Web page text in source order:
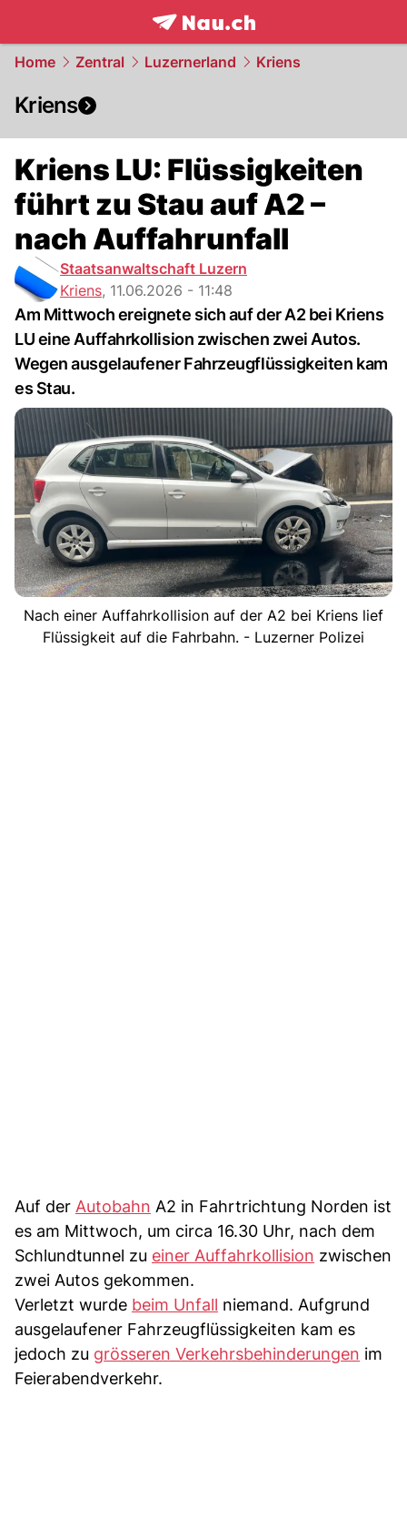
frontpage.NAU.ch
Home Zentral Luzernerland Kriens
Kriens
Kriens LU: Flüssigkeiten
führt zu Stau auf A2 –
nach Auffahrunfall
Staatsanwaltschaft Luzern
Kriens, 11.06.2026 - 11:48
Am Mittwoch ereignete sich auf der A2 bei Kriens
LU eine Auffahrkollision zwischen zwei Autos.
Wegen ausgelaufener Fahrzeugflüssigkeiten kam
es Stau.
Nach einer Auffahrkollision auf der A2 bei Kriens lief
Flüssigkeit auf die Fahrbahn. - Luzerner Polizei
Auf der Autobahn A2 in Fahrtrichtung Norden ist
es am Mittwoch, um circa 16.30 Uhr, nach dem
Schlundtunnel zu einer Auffahrkollision zwischen
zwei Autos gekommen.
Verletzt wurde beim Unfall niemand. Aufgrund
ausgelaufener Fahrzeugflüssigkeiten kam es
jedoch zu grösseren Verkehrsbehinderungen im
Feierabendverkehr.